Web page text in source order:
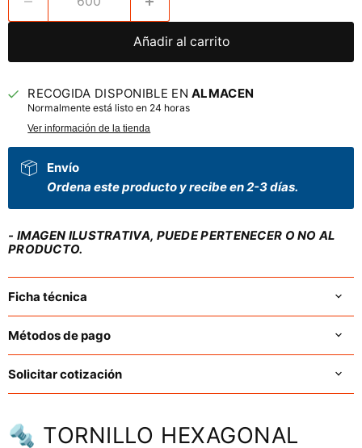
Añadir al carrito
RECOGIDA DISPONIBLE ENALMACEN
Normalmente está listo en 24 horas
Ver información de la tienda
Envío
Ordena este producto y recibe en 2-3 días.
- IMAGEN ILUSTRATIVA, PUEDE PERTENECER O NO AL
PRODUCTO.
Ficha técnica
Métodos de pago
Solicitar cotización
🔩 TORNILLO HEXAGONAL